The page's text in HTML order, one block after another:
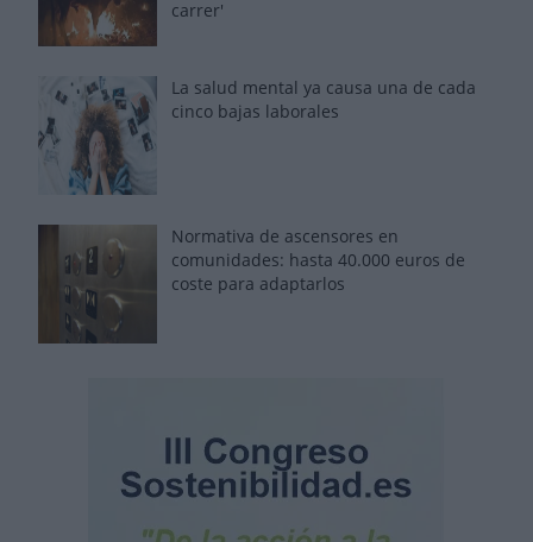
carrer'
La salud mental ya causa una de cada
cinco bajas laborales
Normativa de ascensores en
comunidades: hasta 40.000 euros de
coste para adaptarlos